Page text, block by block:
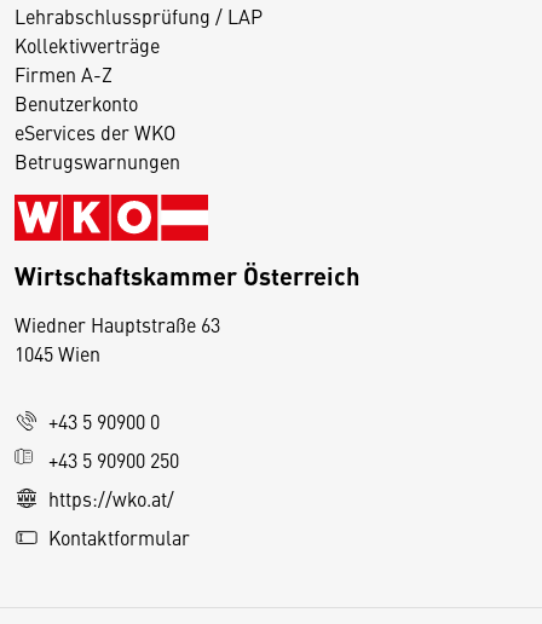
Lehrabschlussprüfung / LAP
Kollektivverträge
Firmen A-Z
Benutzerkonto
eServices der WKO
Betrugswarnungen
Wirtschaftskammer Österreich
Wiedner Hauptstraße 63
1045 Wien
+43 5 90900 0
+43 5 90900 250
https://wko.at/
Kontaktformular
D
s
e
S
e